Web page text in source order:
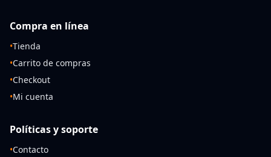
Compra en línea
•Tienda
•Carrito de compras
•Checkout
•Mi cuenta
Políticas y soporte
•Contacto